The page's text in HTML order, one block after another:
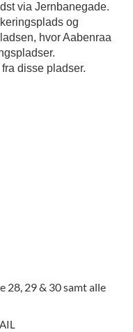
via Jernbanegade.
og
hvor Aabenraa
disse pladser.
28, 29 & 30 samt alle